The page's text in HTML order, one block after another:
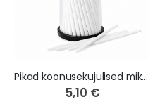
Pikad koonusekujulised mikroharjakesed - 100 tk
5,10 €